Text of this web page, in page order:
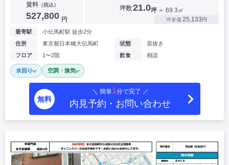
賃料（税込）
527,800 円
坪数21.0坪 ＝ 69.3㎡
坪単価 25,133円
最寄駅
小伝馬町駅 徒歩2分
住所
東京都日本橋大伝馬町
フロア
1〜2階
状態
居抜き
飲食
相談
水回り 空調・換気
無料
＼ 簡単1分で完了 ／
内見予約・お問い合わせ